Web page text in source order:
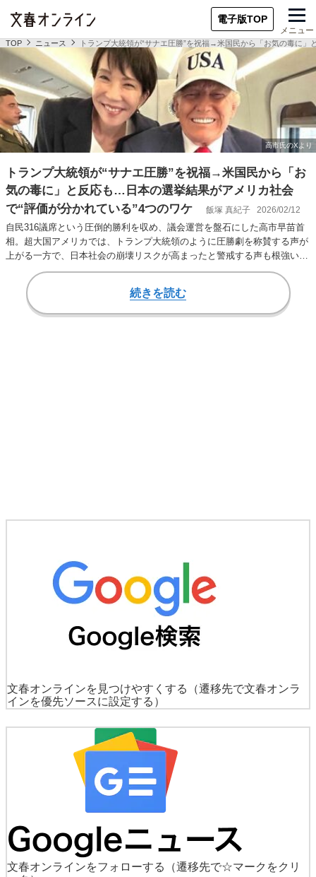
電子版TOP
メニュー
TOP ニュース トランプ大統領が“サナエ圧勝”を祝福→米国民から「お気の毒に
トランプ大統領が“サナエ圧勝”を祝福→米国民から「お
気の毒に」と反応も…日本の選挙結果がアメリカ社会
で“評価が分かれている”4つのワケ
飯塚 真紀子 2026/02/12
自民316議席という圧倒的勝利を収め、議会運営を盤石にした高市早苗首
相。超大国アメリカでは、トランプ大統領のように圧勝劇を称賛する声が
上がる一方で、日本社会の崩壊リスクが高まったと警戒する声も根強い。
一体その背景…
続きを読む
文春オンラインを見つけやすくする
（遷移先で文春オンラ
インを優先ソースに設定する）
文春オンラインをフォローする
（遷移先で☆マークをクリ